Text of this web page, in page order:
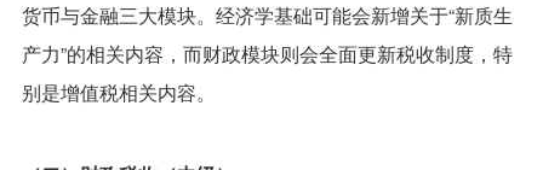
货币与金融三大模块。经济学基础可能会新增关于“新质生
产力”的相关内容，而财政模块则会全面更新税收制度，特
别是增值税相关内容。